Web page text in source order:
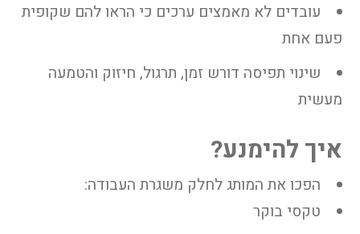
עובדים לא מאמצים ערכים כי הראו להם שקופית
פעם אחת
שינוי תפיסה דורש זמן, תרגול, חיזוק והטמעה
מעשית
איך להימנע?
הפכו את המותג לחלק משגרת העבודה:
טקסי בוקר